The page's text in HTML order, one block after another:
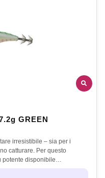
GREEN
irresistibile – sia per i
catturare. Per questo
disponibile…